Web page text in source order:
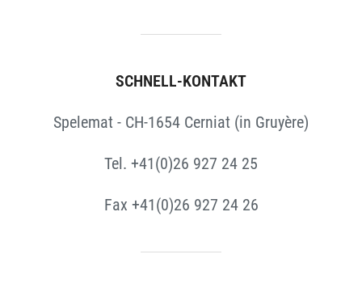
SCHNELL-KONTAKT
Spelemat - CH-1654 Cerniat (in Gruyère)
Tel. +41(0)26 927 24 25
Fax +41(0)26 927 24 26